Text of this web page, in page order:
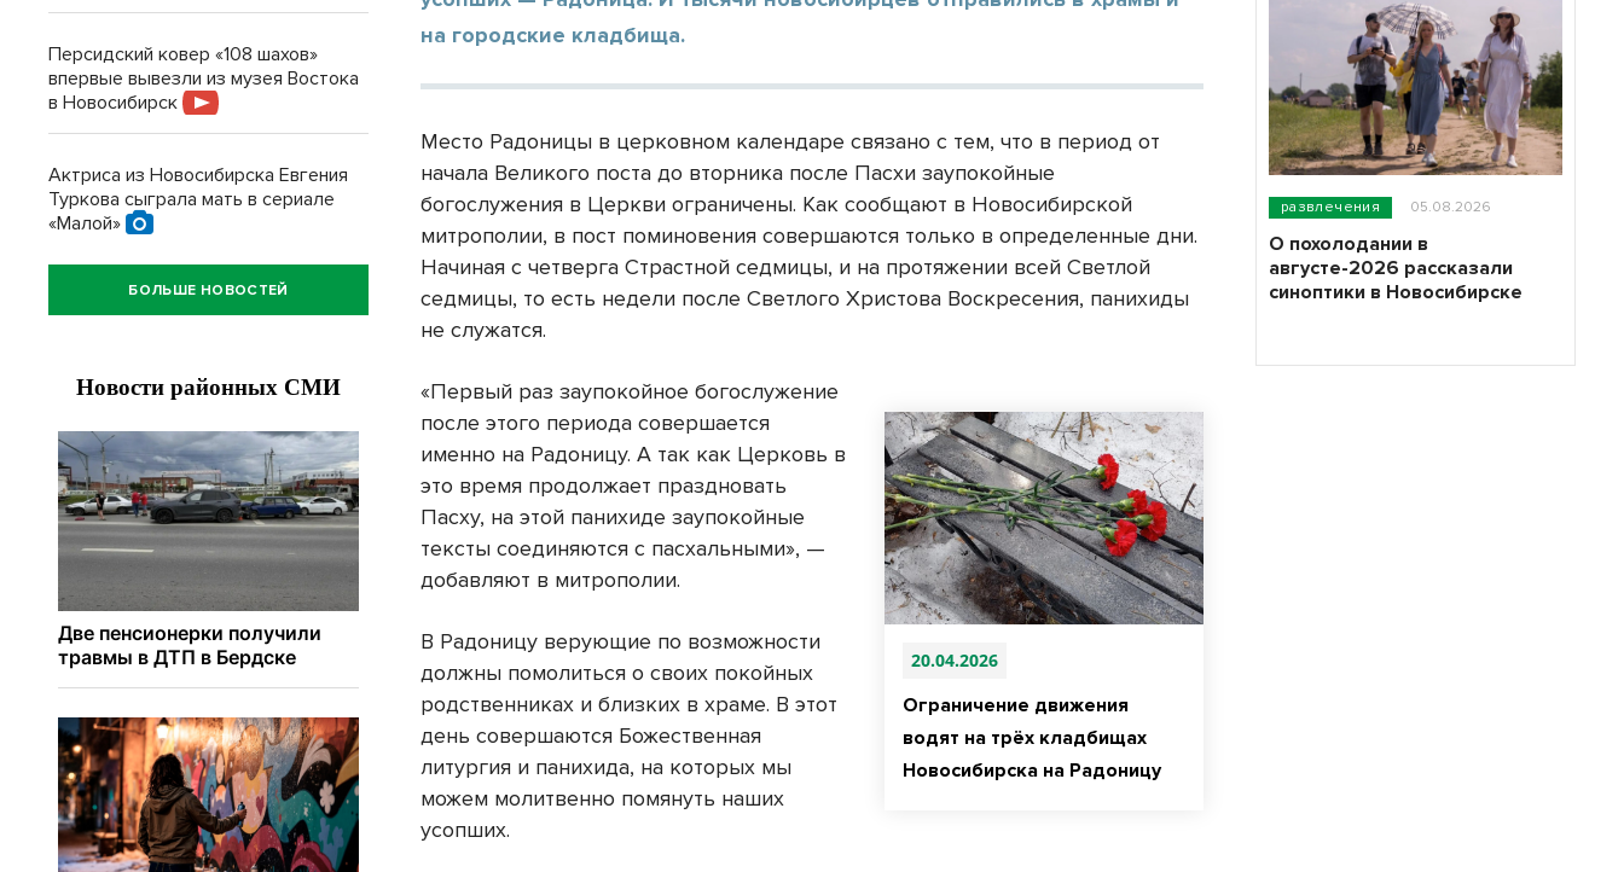
на городские кладбища.
Место Радоницы в церковном календаре связано с тем, что в период от
начала Великого поста до вторника после Пасхи заупокойные
богослужения в Церкви ограничены. Как сообщают в Новосибирской
митрополии, в пост поминовения совершаются только в определенные дни.
Начиная с четверга Страстной седмицы, и на протяжении всей Светлой
седмицы, то есть недели после Светлого Христова Воскресения, панихиды
не служатся.
20.04.2026
Ограничение движения
водят на трёх кладбищах
Новосибирска на Радоницу
«Первый раз заупокойное богослужение
после этого периода совершается
именно на Радоницу. А так как Церковь в
это время продолжает праздновать
Пасху, на этой панихиде заупокойные
тексты соединяются с пасхальными», —
добавляют в митрополии.
В Радоницу верующие по возможности
должны помолиться о своих покойных
родственниках и близких в храме. В этот
день совершаются Божественная
литургия и панихида, на которых мы
можем молитвенно помянуть наших
усопших.
Персидский ковер «108 шахов»
впервые вывезли из музея Востока
в Новосибирск
Актриса из Новосибирска Евгения
Туркова сыграла мать в сериале
«Малой»
БОЛЬШЕ НОВОСТЕЙ
развлечения 05.08.2026
О похолодании в
августе-2026 рассказали
синоптики в Новосибирске